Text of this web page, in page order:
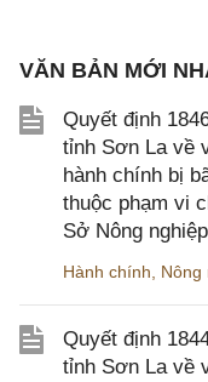
VĂN BẢN MỚI
Quyết định
tỉnh Sơn La về
hành chính bị
thuộc phạm vi
Sở Nông
Hành chính Nông
Quyết định
tỉnh Sơn La về